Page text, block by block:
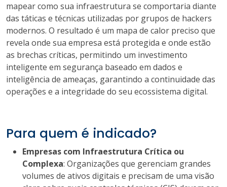
mapear como sua infraestrutura se comportaria diante
das táticas e técnicas utilizadas por grupos de hackers
modernos. O resultado é um mapa de calor preciso que
revela onde sua empresa está protegida e onde estão
as brechas críticas, permitindo um investimento
inteligente em segurança baseado em dados e
inteligência de ameaças, garantindo a continuidade das
operações e a integridade do seu ecossistema digital.
Para quem é indicado?
Empresas com Infraestrutura Crítica ou
Complexa: Organizações que gerenciam grandes
volumes de ativos digitais e precisam de uma visão